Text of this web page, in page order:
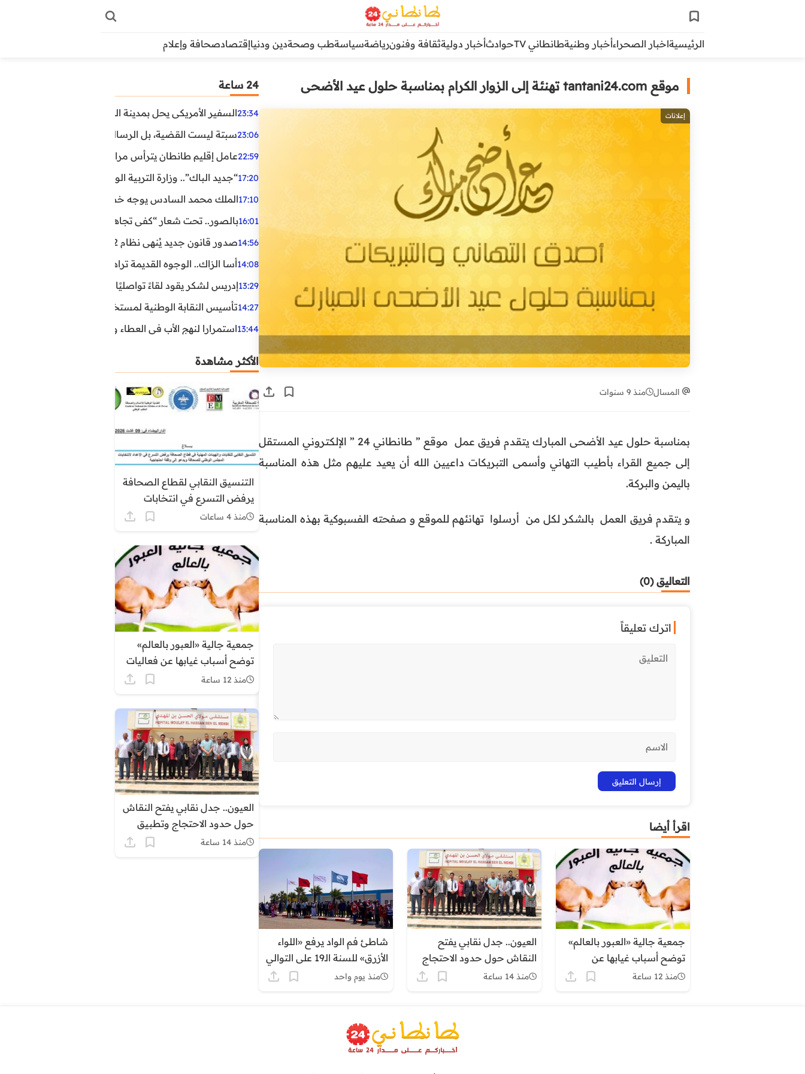
الرئيسيةاخبار الصحراءأخبار وطنيةطانطاني TV حوادثأخبار دوليةثقافة وفنونرياضةسياسةطب وصحةدين ودنياإقتصادصحافة وإعلام
موقع tantani24.com تهنئة إلى الزوار الكرام بمناسبة حلول عيد الأضحى
إعلانات
المسال منذ 9 سنوات
بمناسبة حلول عيد الأضحى المبارك يتقدم فريق عمل موقع ” طانطاني 24 ” الإلكتروني المستقل
إلى جميع القراء بأطيب التهاني وأسمى التبريكات داعيين الله أن يعيد عليهم مثل هذه المناسبة
باليمن والبركة.
و يتقدم فريق العمل بالشكر لكل من أرسلوا تهانئهم للموقع و صفحته الفسبوكية بهذه المناسبة
المباركة .
التعاليق (0)
اترك تعليقاً
اقرأ أيضا
جمعية جالية «العبور بالعالم»
توضح أسباب غيابها عن
فعاليات اليوم الوطني للمهاجر
منذ 12 ساعة
العيون.. جدل نقابي يفتح
النقاش حول حدود الاحتجاج
وتطبيق القانون داخل القطاع
منذ 14 ساعة
شاطئ فم الواد يرفع «اللواء
الأزرق» للسنة الـ19 على التوالي
برسم صيف 2026
منذ يوم واحد
24 ساعة
23:34السفير الأمريكي يحل بمدينة العيون في أول زيارة رسمية
23:06سبتة ليست القضية، بل الرسالة التي حملها البحر!
22:59عامل إقليم طانطان يترأس مراسيم الإنصات للخطاب
17:20“جديد الباك”.. وزارة التربية الوطنية تعتمد مستجدات
17:10الملك محمد السادس يوجه خطابا ساميا إلى الأمة بمناسبة الذكرى الـ27
16:01بالصور.. تحت شعار “كفى تجاهلا”.. وقفة احتجاجية بكلميم
14:56صدور قانون جديد يُنهي نظام 12 ساعة.. أعوان الحراسة الخاصة يستفيدون من المدة القانونية للشغل
14:08أسا الزاك.. الوجوه القديمة تراهن على الخبرة والجديدة
13:29إدريس لشكر يقود لقاءً تواصليًا مع مناضلي الاتحاد
14:27تأسيس النقابة الوطنية لمستخدمي الوكالة الوطنية
13:44استمرارا لنهج الأب في العطاء وخدمة المجتمع، يواصل ابن
الأكثر مشاهدة
التنسيق النقابي لقطاع الصحافة
يرفض التسرع في انتخابات
المجلس الوطني للصحافة ويدعو
منذ 4 ساعات
جمعية جالية «العبور بالعالم»
توضح أسباب غيابها عن فعاليات
اليوم الوطني للمهاجر بطانطان
منذ 12 ساعة
العيون.. جدل نقابي يفتح النقاش
حول حدود الاحتجاج وتطبيق
القانون داخل القطاع الصحي
منذ 14 ساعة